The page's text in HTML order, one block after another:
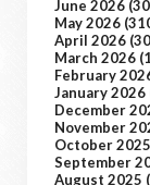
June 2026
May 2026
April 2026
March 2026
February
January 2026
December
November
October 2025
September
August 2025